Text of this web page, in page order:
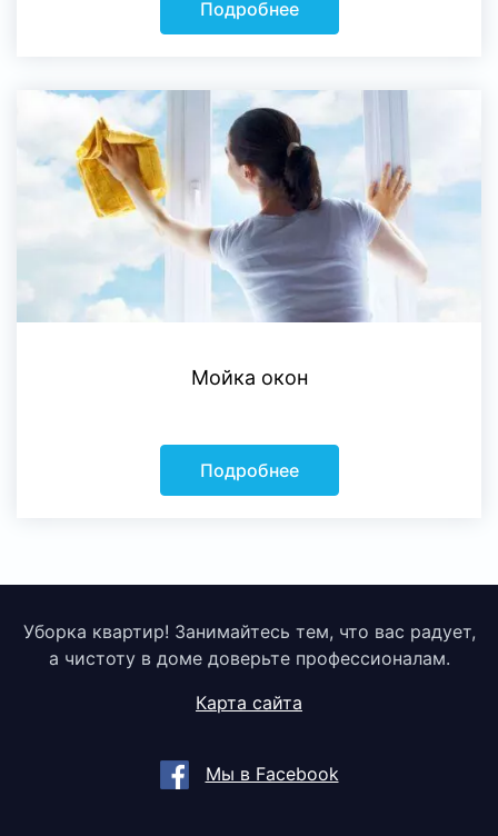
Подробнее
Мойка окон
Подробнее
Уборка квартир! Занимайтесь тем, что вас радует,
а чистоту в доме доверьте профессионалам.
Карта сайта
Мы в Facebook